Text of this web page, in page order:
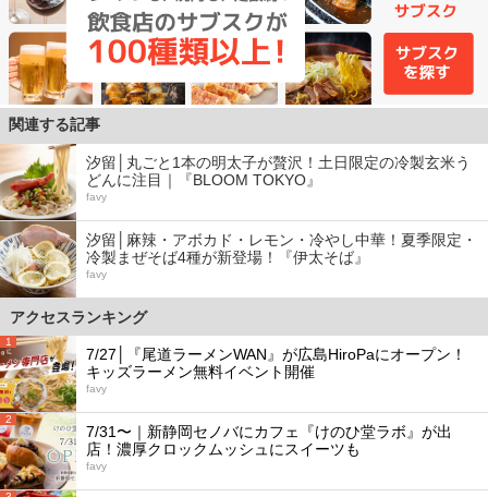
関連する記事
汐留│丸ごと1本の明太子が贅沢！土日限定の冷製玄米う
どんに注目｜『BLOOM TOKYO』
favy
汐留│麻辣・アボカド・レモン・冷やし中華！夏季限定・
冷製まぜそば4種が新登場！『伊太そば』
favy
アクセスランキング
1
7/27│『尾道ラーメンWAN』が広島HiroPaにオープン！
キッズラーメン無料イベント開催
favy
2
7/31〜｜新静岡セノバにカフェ『けのひ堂ラボ』が出
店！濃厚クロックムッシュにスイーツも
favy